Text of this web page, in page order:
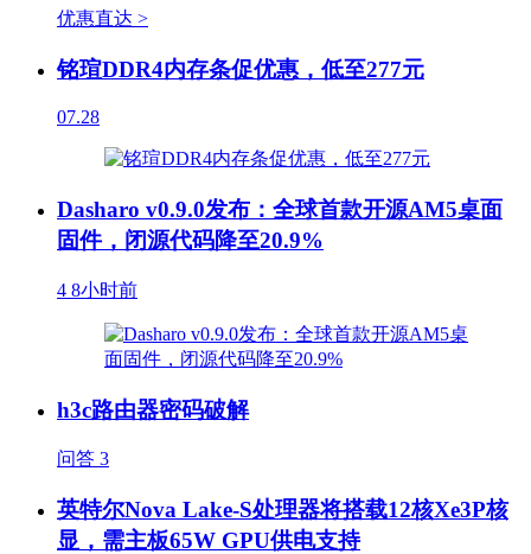
优惠直达 >
铭瑄DDR4内存条促优惠，低至277元
07.28
Dasharo v0.9.0发布：全球首款开源AM5桌面
固件，闭源代码降至20.9%
4 8小时前
h3c路由器密码破解
问答 3
英特尔Nova Lake-S处理器将搭载12核Xe3P核
显，需主板65W GPU供电支持